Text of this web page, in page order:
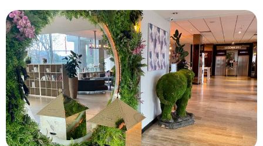
INRIA StartUp Studio – Spring Camp Arles 2024